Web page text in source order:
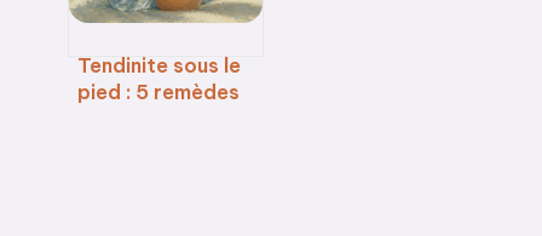
Tendinite sous le
pied : 5 remèdes